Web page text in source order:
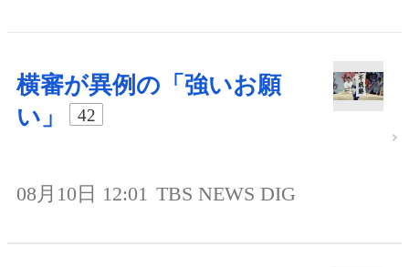
横審が異例の「強いお願
い」
42
08月10日 12:01 TBS NEWS DIG